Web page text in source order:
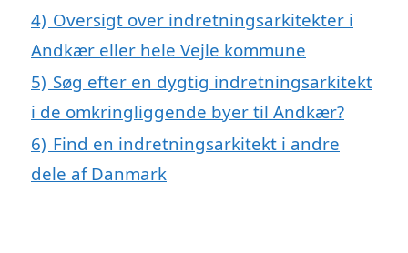
4) Oversigt over indretningsarkitekter i
Andkær eller hele Vejle kommune
5) Søg efter en dygtig indretningsarkitekt
i de omkringliggende byer til Andkær?
6) Find en indretningsarkitekt i andre
dele af Danmark